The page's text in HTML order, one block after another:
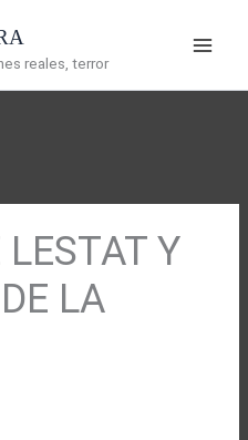
reales, terror
Y
LA